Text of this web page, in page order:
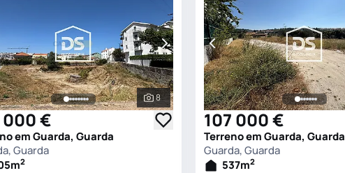
Ver todas as fotografias
8
000 €
em Guarda, Guarda
Guarda
m2
107 000 €
Terreno em Guarda, Guarda
Guarda, Guarda
537m2